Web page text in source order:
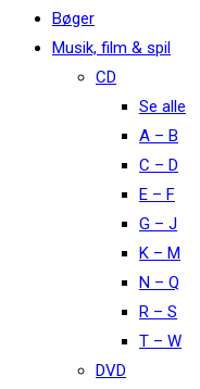
Bøger
Musik, film & spil
CD
Se alle
A – B
C – D
E – F
G – J
K – M
N – Q
R – S
T – W
DVD